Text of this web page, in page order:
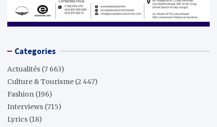
Categories
Actualités (7 663)
Culture & Tourisme (2 447)
Fashion (196)
Interviews (715)
Lyrics (18)